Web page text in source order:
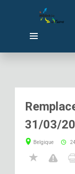
31/03/
Belgique